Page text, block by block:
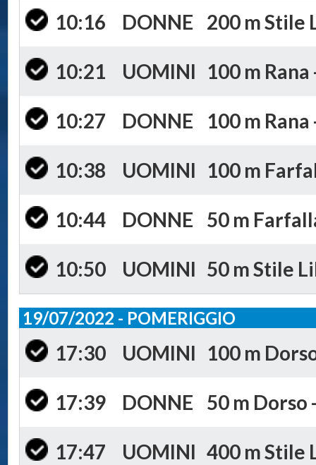
10:16 DONNE 200 m Stile
10:21 UOMINI 100 m Rana
10:27 DONNE 100 m Rana
10:38 UOMINI 100 m
10:44 DONNE 50 m
10:50 UOMINI 50 m Stile
19/07/2022 - POMERIGGIO
17:30 UOMINI 100 m
17:39 DONNE 50 m Dorso
17:47 UOMINI 400 m Stile